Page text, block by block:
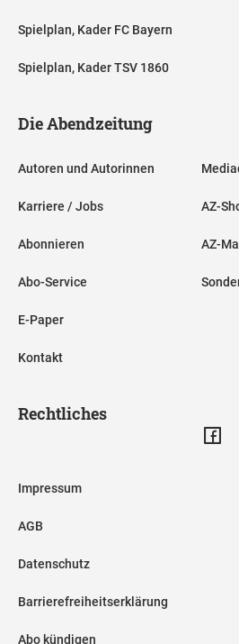
Spielplan, Kader FC Bayern
Spielplan, Kader TSV 1860
Die Abendzeitung
Autoren und Autorinnen
Karriere / Jobs
Abonnieren
Abo-Service
E-Paper
Kontakt
AZ-
AZ-
Rechtliches
Impressum
AGB
Datenschutz
Barrierefreiheitserklärung
Abo kündigen